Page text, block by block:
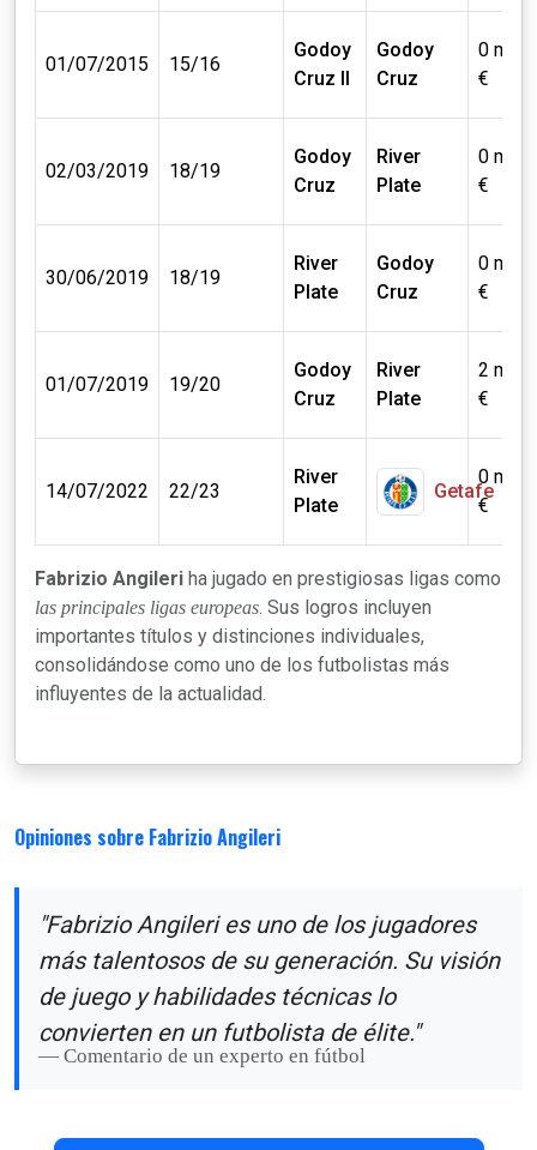
01/07/2015 15/16
Godoy
Cruz II
Godoy
Cruz
0 mill.
€
02/03/2019 18/19
Godoy
Cruz
River
Plate
0 mill.
€
30/06/2019 18/19
River
Plate
Godoy
Cruz
0 mill.
€
01/07/2019 19/20
Godoy
Cruz
River
Plate
2 mill.
€
14/07/2022 22/23
River
Plate
Getafe
0 mill.
€
Fabrizio Angileri ha jugado en prestigiosas ligas como
las principales ligas europeas. Sus logros incluyen
importantes títulos y distinciones individuales,
consolidándose como uno de los futbolistas más
influyentes de la actualidad.
Opiniones sobre Fabrizio Angileri
"Fabrizio Angileri es uno de los jugadores
más talentosos de su generación. Su visión
de juego y habilidades técnicas lo
convierten en un futbolista de élite."
Comentario de un experto en fútbol